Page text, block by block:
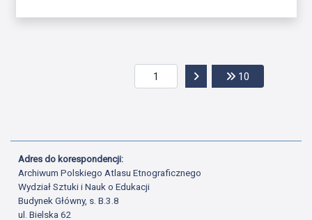
Przejdź do następnej
10
Adres do korespondencji:
Archiwum Polskiego Atlasu Etnograficznego
Wydział Sztuki i Nauk o Edukacji
Budynek Główny, s. B.3.8
ul. Bielska 62